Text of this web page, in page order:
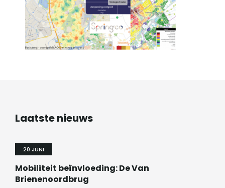
Laatste nieuws
20 JUNI
Mobiliteit beïnvloeding: De Van
Brienenoordbrug